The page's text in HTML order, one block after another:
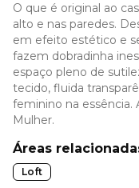
O que é original ao
alto e nas paredes.
em efeito estético e
fazem dobradinha
espaço pleno de
tecido, fluida
feminino na essência.
Mulher.
Áreas
Loft